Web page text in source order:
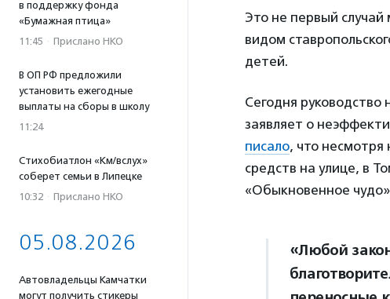
в поддержку фонда
«Бумажная птица»
11:45 · Прислано НКО
В ОП РФ предложили
установить ежегодные
выплаты на сборы в школу
11:24
Стихобиатлон «Км/вслух»
соберет семьи в Липецке
10:32 · Прислано НКО
05.08.2026
Автовладельцы Камчатки
могут получить стикеры
Это не первый случай
видом
детей.
Сегодня руководство
заявляет о
писало, что несмотря
средств на улице, в
«Обыкновенное
«Любой